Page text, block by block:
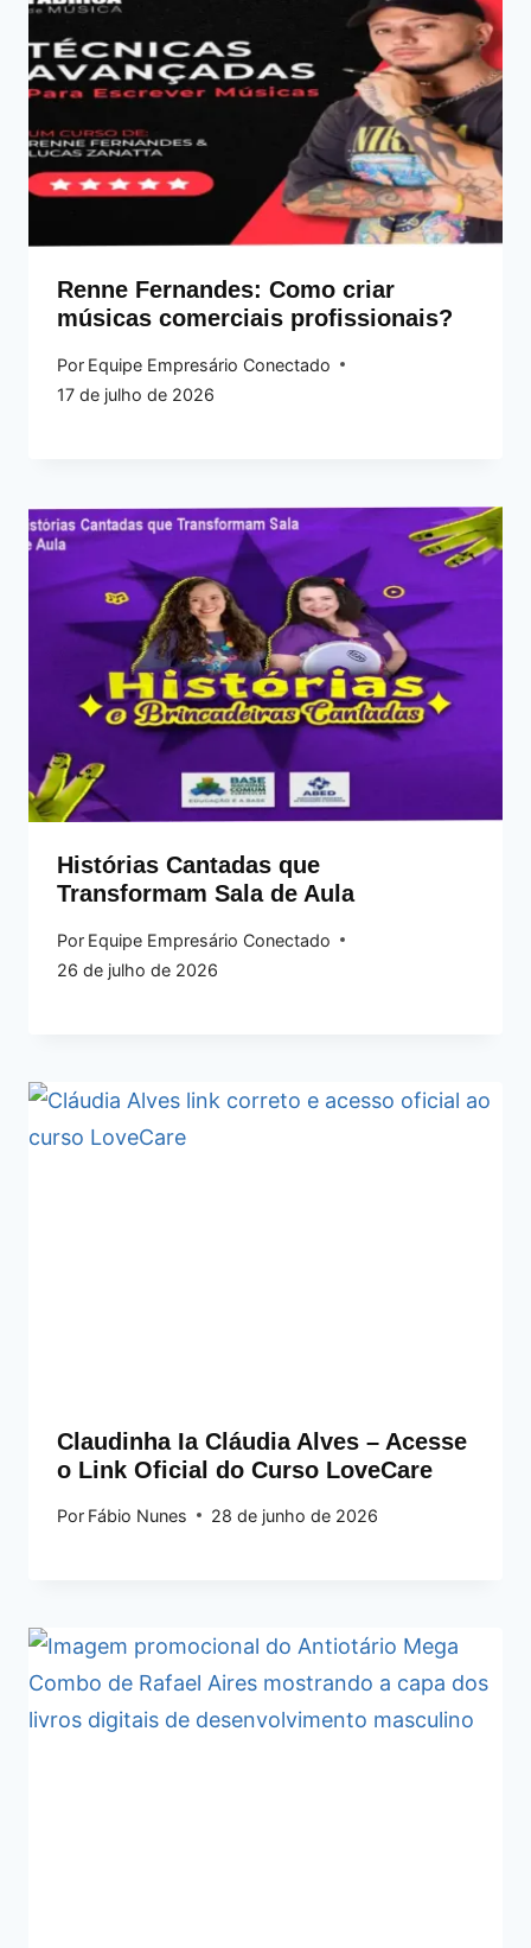
Renne Fernandes: Como criar
músicas comerciais profissionais?
Por Equipe Empresário Conectado
17 de julho de 2026
Histórias Cantadas que
Transformam Sala de Aula
Por Equipe Empresário Conectado
26 de julho de 2026
Claudinha Ia Cláudia Alves – Acesse
o Link Oficial do Curso LoveCare
Por Fábio Nunes 28 de junho de 2026